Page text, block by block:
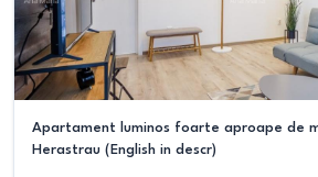
Apartament luminos foarte aproape de
Herastrau (English in descr)